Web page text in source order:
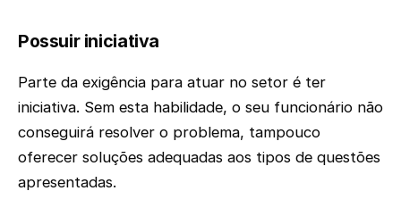
Possuir iniciativa
Parte da exigência para atuar no setor é ter
iniciativa. Sem esta habilidade, o seu funcionário não
conseguirá resolver o problema, tampouco
oferecer soluções adequadas aos tipos de questões
apresentadas.